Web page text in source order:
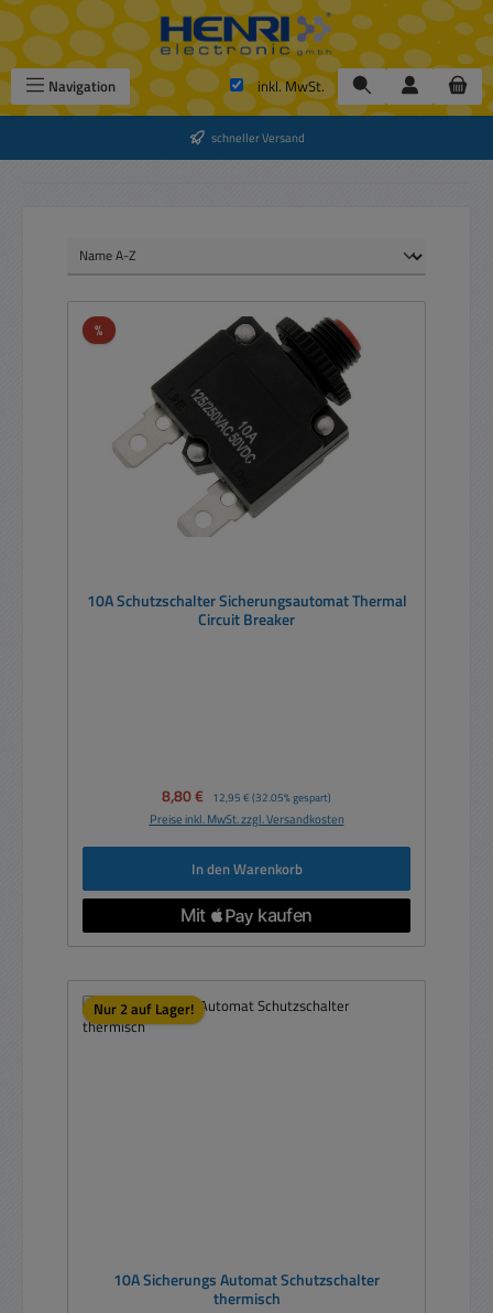
Zum Hauptinhalt springen
Navigation inkl. MwSt.
schneller Versand
%Rabatt
10A Schutzschalter Sicherungsautomat Thermal
Circuit Breaker
Verkaufspreis:
8,80 € Regulärer Preis:
12,95 € (32.05% gespart)
Preise inkl. MwSt. zzgl. Versandkosten
In den Warenkorb
Nur 2 auf Lager!
10A Sicherungs Automat Schutzschalter
thermisch